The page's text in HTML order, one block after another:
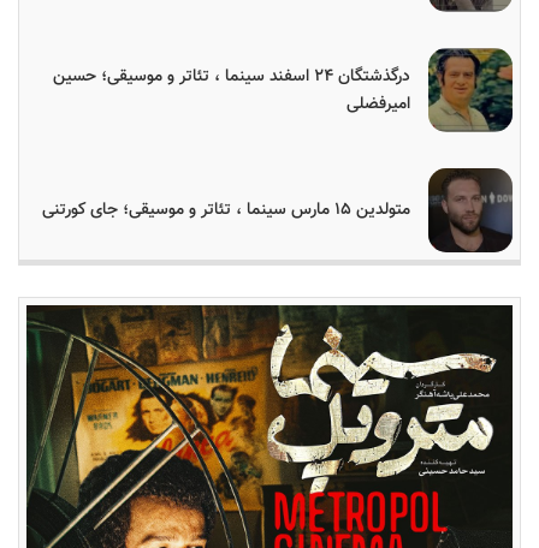
درگذشتگان ۲۴ اسفند سینما ، تئاتر و موسیقی؛ حسین
امیرفضلی
متولدین ۱۵ مارس سینما ، تئاتر و موسیقی؛ جای کورتنی